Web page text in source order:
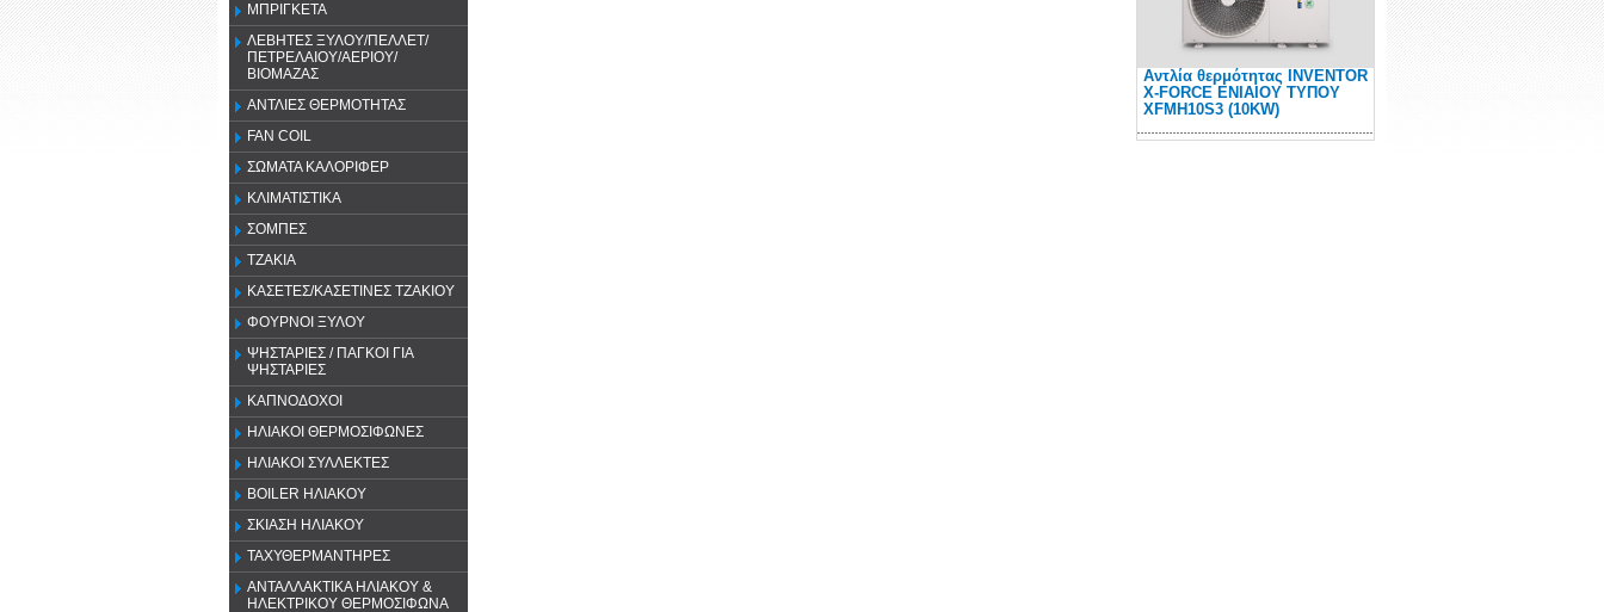
ΜΠΡΙΓΚΕΤΑ
ΛΕΒΗΤΕΣ ΞΥΛΟΥ/ΠΕΛΛΕΤ/
ΠΕΤΡΕΛΑΙΟΥ/ΑΕΡΙΟΥ/
ΒΙΟΜΑΖΑΣ
ΑΝΤΛΙΕΣ ΘΕΡΜΟΤΗΤΑΣ
FAN COIL
ΣΩΜΑΤΑ ΚΑΛΟΡΙΦΕΡ
ΚΛΙΜΑΤΙΣΤΙΚΑ
ΣΟΜΠΕΣ
ΤΖΑΚΙΑ
ΚΑΣΕΤΕΣ/ΚΑΣΕΤΙΝΕΣ ΤΖΑΚΙΟΥ
ΦΟΥΡΝΟΙ ΞΥΛΟΥ
ΨΗΣΤΑΡΙΕΣ / ΠΑΓΚΟΙ ΓΙΑ
ΨΗΣΤΑΡΙΕΣ
ΚΑΠΝΟΔΟΧΟΙ
ΗΛΙΑΚΟΙ ΘΕΡΜΟΣΙΦΩΝΕΣ
ΗΛΙΑΚΟΙ ΣΥΛΛΕΚΤΕΣ
BOILER ΗΛΙΑΚΟΥ
ΣΚΙΑΣΗ ΗΛΙΑΚΟΥ
ΤΑΧΥΘΕΡΜΑΝΤΗΡΕΣ
ΑΝΤΑΛΛΑΚΤΙΚΑ ΗΛΙΑΚΟΥ &
ΗΛΕΚΤΡΙΚΟΥ ΘΕΡΜΟΣΙΦΩΝΑ
Αντλία θερμότητας INVENTOR
Χ-FORCE ΕΝΙΑΙΟΥ ΤΥΠΟΥ
XFMH10S3 (10KW)